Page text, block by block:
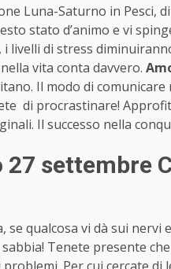
Luna-Saturno in Pesci,
stato d’animo e vi
livelli di stress
vita conta davvero.
Il modo di
di procrastinare!
Il successo nella
27 settembre
se qualcosa vi dà sui
Tenete presente
Per cui cercate di